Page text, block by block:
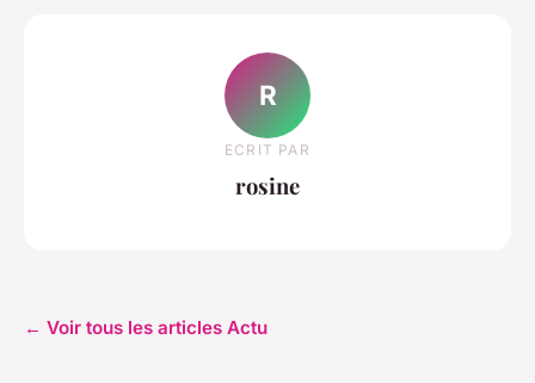
R
ECRIT PAR
rosine
← Voir tous les articles Actu